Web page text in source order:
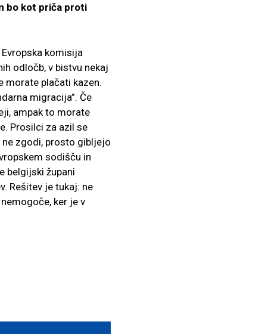
bo kot priča proti
komisija
odločb, v bistvu nekaj
morate plačati kazen.
migracija”. Če
ampak to morate
Prosilci za azil se
ne zgodi, prosto gibljejo
sodišču in
belgijski župani
Rešitev je tukaj: ne
ker je v